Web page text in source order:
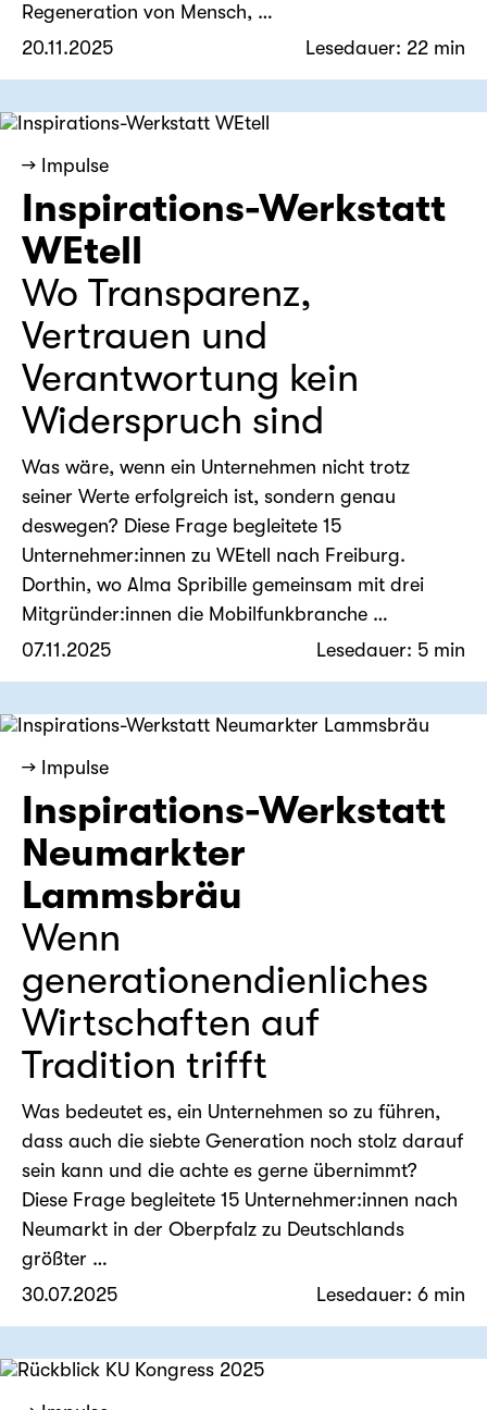
Regeneration von Mensch, …
20.11.2025
Lesedauer: 22 min
→ Impulse
Inspirations-Werkstatt
WEtell
Wo Transparenz,
Vertrauen und
Verantwortung kein
Widerspruch sind
Was wäre, wenn ein Unternehmen nicht trotz
seiner Werte erfolgreich ist, sondern genau
deswegen? Diese Frage begleitete 15
Unternehmer:innen zu WEtell nach Freiburg.
Dorthin, wo Alma Spribille gemeinsam mit drei
Mitgründer:innen die Mobilfunkbranche …
07.11.2025
Lesedauer: 5 min
→ Impulse
Inspirations-Werkstatt
Neumarkter
Lammsbräu
Wenn
generationendienliches
Wirtschaften auf
Tradition trifft
Was bedeutet es, ein Unternehmen so zu führen,
dass auch die siebte Generation noch stolz darauf
sein kann und die achte es gerne übernimmt?
Diese Frage begleitete 15 Unternehmer:innen nach
Neumarkt in der Oberpfalz zu Deutschlands
größter …
30.07.2025
Lesedauer: 6 min